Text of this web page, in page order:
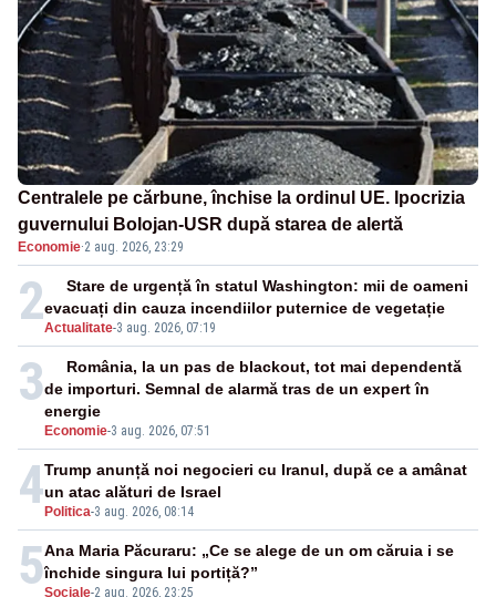
Centralele pe cărbune, închise la ordinul UE. Ipocrizia
guvernului Bolojan-USR după starea de alertă
Economie·2 aug. 2026, 23:29
2Actualitate-3 aug. 2026, 07:19
Stare de urgență în statul Washington: mii de oameni
evacuați din cauza incendiilor puternice de vegetație
3
Economie-3 aug. 2026, 07:51
România, la un pas de blackout, tot mai dependentă
de importuri. Semnal de alarmă tras de un expert în
energie
4 Politica-3 aug. 2026, 08:14
Trump anunță noi negocieri cu Iranul, după ce a amânat
un atac alături de Israel
5Sociale-2 aug. 2026, 23:25
Ana Maria Păcuraru: „Ce se alege de un om căruia i se
închide singura lui portiță?”